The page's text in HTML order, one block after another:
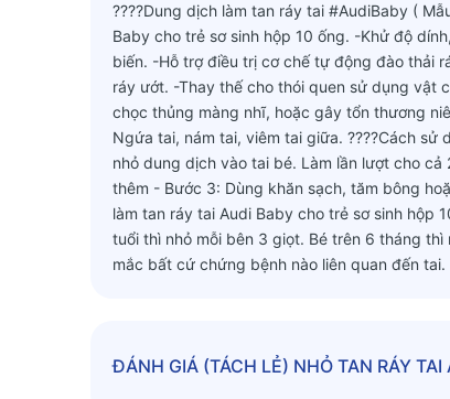
????Dung dịch làm tan ráy tai #AudiBaby (
Baby cho trẻ sơ sinh hộp 10 ống. -Khử độ
biến. -Hỗ trợ điều trị cơ chế tự động đào thải
ráy ướt. -Thay thế cho thói quen sử dụng vật
chọc thủng màng nhĩ, hoặc gây tổn thương
Ngứa tai, nám tai, viêm tai giữa. ????Cách
nhỏ dung dịch vào tai bé. Làm lần lượt cho
thêm - Bước 3: Dùng khăn sạch, tăm bông
làm tan ráy tai Audi Baby cho trẻ sơ sinh hộp
tuổi thì nhỏ mỗi bên 3 giọt. Bé trên 6 tháng thì
mắc bất cứ chứng bệnh nào liên quan đến tai.
ĐÁNH GIÁ (TÁCH LẺ) NHỎ TAN RÁY TAI